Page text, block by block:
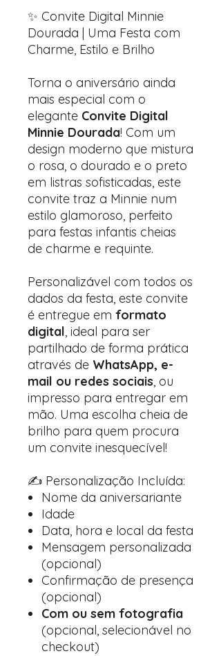
✨ Convite Digital Minnie
Dourada | Uma Festa com
Charme, Estilo e Brilho
Torna o aniversário ainda
mais especial com o
elegante Convite Digital
Minnie Dourada! Com um
design moderno que mistura
o rosa, o dourado e o preto
em listras sofisticadas, este
convite traz a Minnie num
estilo glamoroso, perfeito
para festas infantis cheias
de charme e requinte.
Personalizável com todos os
dados da festa, este convite
é entregue em formato
digital, ideal para ser
partilhado de forma prática
através de WhatsApp, e-
mail ou redes sociais, ou
impresso para entregar em
mão. Uma escolha cheia de
brilho para quem procura
um convite inesquecível!
✍️ Personalização Incluída:
Nome da aniversariante
Idade
Data, hora e local da festa
Mensagem personalizada
(opcional)
Confirmação de presença
(opcional)
Com ou sem fotografia
(opcional, selecionável no
checkout)